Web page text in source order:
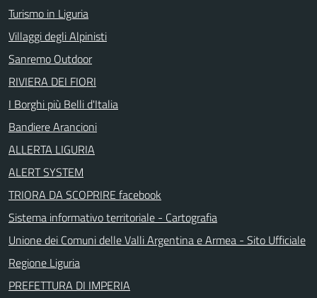
Turismo in Liguria
Villaggi degli Alpinisti
Sanremo Outdoor
RIVIERA DEI FIORI
I Borghi più Belli d'Italia
Bandiere Arancioni
ALLERTA LIGURIA
ALERT SYSTEM
TRIORA DA SCOPRIRE facebook
Sistema informativo territoriale - Cartografia
Unione dei Comuni delle Valli Argentina e Armea - Sito Ufficiale
Regione Liguria
PREFETTURA DI IMPERIA